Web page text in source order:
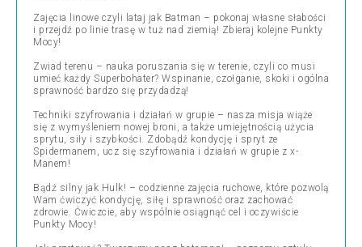
Zajęcia linowe czyli lataj jak Batman – pokonaj własne słabości
i przejdź po linie trasę w tuż nad ziemią! Zbieraj kolejne Punkty
Mocy!
Zwiad terenu – nauka poruszania się w terenie, czyli co musi
umieć każdy Superbohater? Wspinanie, czołganie, skoki i ogólna
sprawność bardzo się przydadzą!
Techniki szyfrowania i działań w grupie – nasza misja wiąże
się z wymyśleniem nowej broni, a także umiejętnością użycia
sprytu, siły i szybkości. Zdobądź kondycję i spryt ze
Spidermanem, ucz się szyfrowania i działań w grupie z x-
Manem!
Bądź silny jak Hulk! – codzienne zajęcia ruchowe, które pozwolą
Wam ćwiczyć kondycję, siłę i sprawność oraz zachować
zdrowie. Ćwiczcie, aby wspólnie osiągnąć cel i oczywiście
Punkty Mocy!